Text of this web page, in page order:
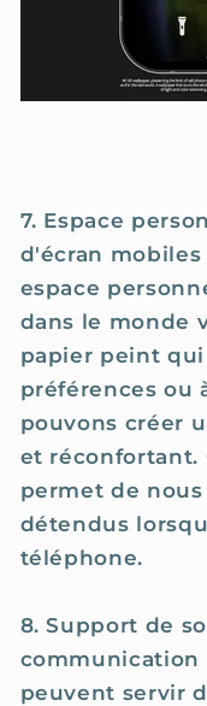
7. Espace
d'écran
espace
dans le monde
papier peint
préférences ou
pouvons créer
et réconfortant.
permet de
détendus
téléphone.
8. Support de
communication
peuvent servir